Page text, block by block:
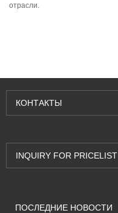
отрасли.
КОНТАКТЫ
INQUIRY FOR PRICELIST
ПОСЛЕДНИЕ НОВОСТИ